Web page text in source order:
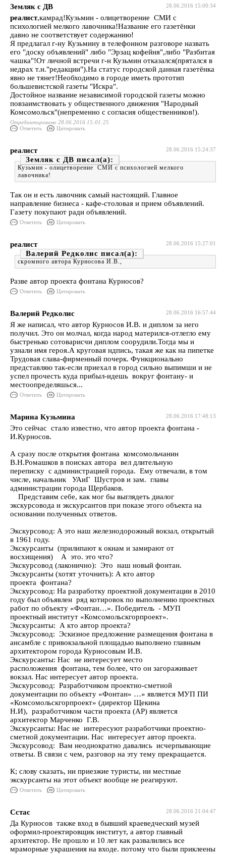
28.06.2016 15:00:34
Земляк с ДВ
реалист,камрад!Кузьмин - олицетворение СМИ с
психологией мелкого лавочника!Название его газетёнки
давно не соответствует содержанию!
Я предлагал г-ну Кузьмину в телефонном разговоре назвать
его "доску объявлений" либо "Эрзац кофейня",либо "Разбитая
чашка"!От личной встречи г-н Кузьмин отказался(прятался в
недрах т.н."редакции").На статус городской данная газетёнка
явно не тянет!Необходимо в городе иметь прототип
большевистской газеты "Искра".
Достойное название независимой городской газеты можно
повзаимствовать у общественного движения "Народный
Комсомольск"(непременно с согласия общественников!).
Отредактировано 28.06.2016 15:01:25
Ответить
Цитировать
28.06.2016 15:24:37
реалист
Земляк с ДВ
Кузьмин - олицетворение СМИ с психологией мелкого
лавочника!
Так он и есть лавочник самый настоящий. Главное
направление бизнеса - кафе-столовая и прием объявлений.
Газету покупают ради объявлений.
Ответить Цитировать
28.06.2016 15:27:01
реалист
Валерий Редколис
скромного автора Курносова И.В.,
Разве автор проекта фонтана Курносов?
Ответить Цитировать
28.06.2016 16:57:44
Валерий Редколис
Я же написал, что автор Курносов И.В. и диплом за него
получил. Это он молчал, когда народ матерился-отлегло ему
быстренько сотоварисчи диплом соорудили.Тогда мы и
узнали имя героя.А круговая ндпись, такая же как на пипетке
Трудовая слава-фирменный почерк. Функционально
представляю так-если приехал в город сильно выпимши и не
успел прочесть куда прибыл-идешь вокруг фонтану- и
местоопределяшься...
Ответить Цитировать
28.06.2016 17:48:13
Марина Кузьмина
Это сейчас стало известно, что автор проекта фонтана -
И.Курносов.
А сразу после открытия фонтана комсомольчанин
В.Н.Ромашков в поисках автора вел длительную
переписку с администрацией города. Ему отвечали, в том
числе, начальник УАиГ Шустров и зам. главы
администрации города Щербаков.
Представим себе, как мог бы выглядеть диалог
экскурсовода и экскурсантов при показе этого объекта на
основании полученных ответов.
Экскурсовод: А это наш железнодорожный вокзал, открытый
в 1961 году.
Экскурсанты (прилипают к окнам и замирают от
восхищения) А это. это что?
Экскурсовод (лаконично): Это наш новый фонтан.
Экскурсанты (хотят уточнить): А кто автор
проекта фонтана?
Экскурсовод: На разработку проектной документации в 2010
году был объявлен ряд котировок по выполнению проектных
работ по объекту «Фонтан…». Победитель - МУП
проектный институт «Комсомольскгорпроект».
Экскурсанты: А кто автор проекта?
Экскурсовод: Эскизное предложение размещения фонтана в
ансамбле с привокзальной площадью выполнено главным
архитектором города Курносовым И.В.
Экскурсанты: Нас не интересует место
расположения фонтана, тем более, что он загораживает
вокзал. Нас интересует автор проекта.
Экскурсовод: Разработчиком проектно-сметной
документации по объекту «Фонтан» …» является МУП ПИ
«Комсомольскгорпроект» (директор Щекина
Н.И), разработчиком части проекта (АР) является
архитектор Марченко Г.В.
Экскурсанты: Нас не интересуют разработчики проектно-
сметной документации. Нас интересует автор проекта.
Экскурсовод: Вам неоднократно давались исчерпывающие
ответы. В связи с чем, разговор на эту тему прекращается.
К; слову сказать, ни приезжие туристы, ни местные
экскурсанты на этот объект вообще не реагируют.
Ответить Цитировать
28.06.2016 21:04:47
Сстас
Да Курносов также вход в бывший краеведческий музей
оформил-проектировщик институт, а автор главный
архитектор. Не прошло и 10 лет как развалились все
мраморные украшения на входе. потому что были приклеены